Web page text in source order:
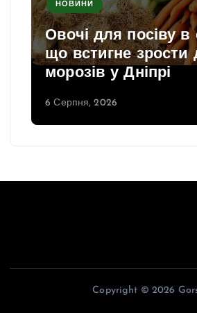
НОВИНИ
Овочі для посіву в
що встигне зрости
морозів у Дніпрі
6 Серпня, 2026
Copyright © 2026